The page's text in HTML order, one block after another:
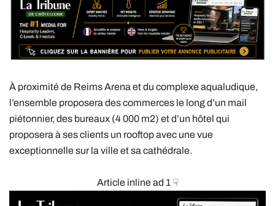
À proximité de Reims Arena et du complexe aqualudique,
l’ensemble proposera des commerces le long d’un mail
piétonnier, des bureaux (4 000 m2) et d’un hôtel qui
proposera à ses clients un rooftop avec une vue
exceptionnelle sur la ville et sa cathédrale.
Article inline ad 1 ☟